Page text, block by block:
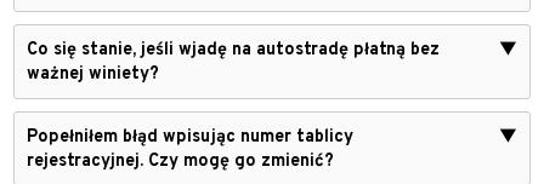
Co się stanie, jeśli wjadę na autostradę płatną bez
ważnej winiety?
▼
Popełniłem błąd wpisując numer tablicy
rejestracyjnej. Czy mogę go zmienić?
▼